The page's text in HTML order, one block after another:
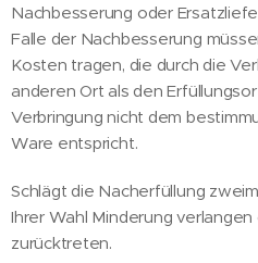
Nachbesserung oder
Falle der Nachbesserung
Kosten tragen, die durch die
anderen Ort als den
Verbringung nicht dem
Ware entspricht.
Schlägt die Nacherfüllung
Ihrer Wahl Minderung
zurücktreten.